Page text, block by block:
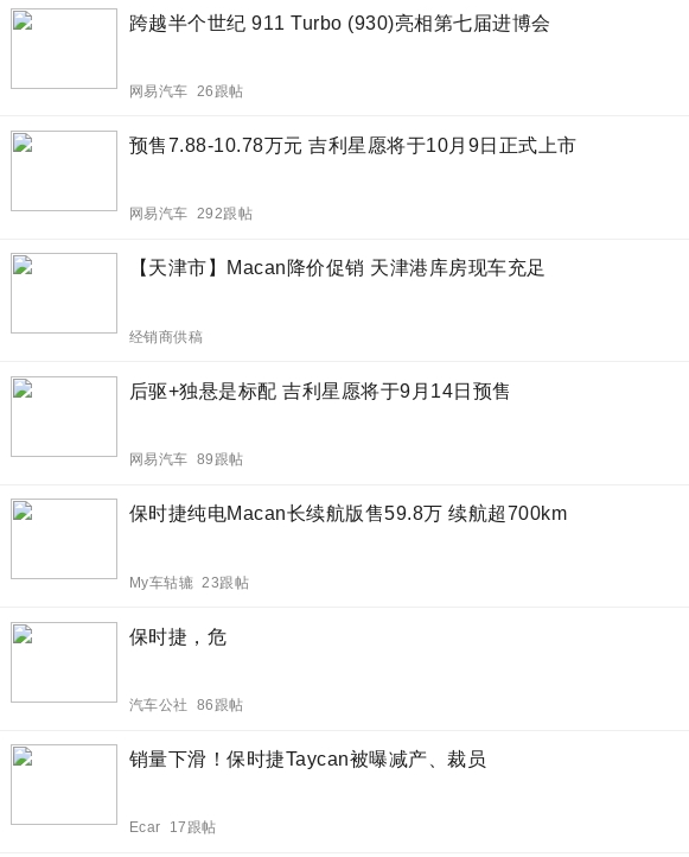
跨越半个世纪 911 Turbo (930)亮相第七届进博会
网易汽车 26跟帖
预售7.88-10.78万元 吉利星愿将于10月9日正式上市
网易汽车 292跟帖
【天津市】Macan降价促销 天津港库房现车充足
经销商供稿
后驱+独悬是标配 吉利星愿将于9月14日预售
网易汽车 89跟帖
保时捷纯电Macan长续航版售59.8万 续航超700km
My车轱辘 23跟帖
保时捷，危
汽车公社 86跟帖
销量下滑！保时捷Taycan被曝减产、裁员
Ecar 17跟帖